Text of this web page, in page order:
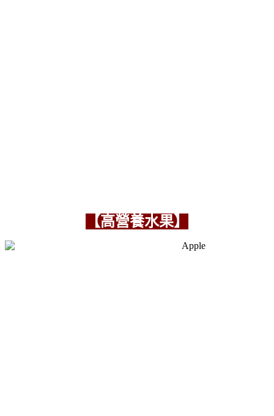
【高營養水果】